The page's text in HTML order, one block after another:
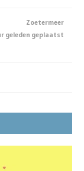
Zoetermeer
geleden geplaatst